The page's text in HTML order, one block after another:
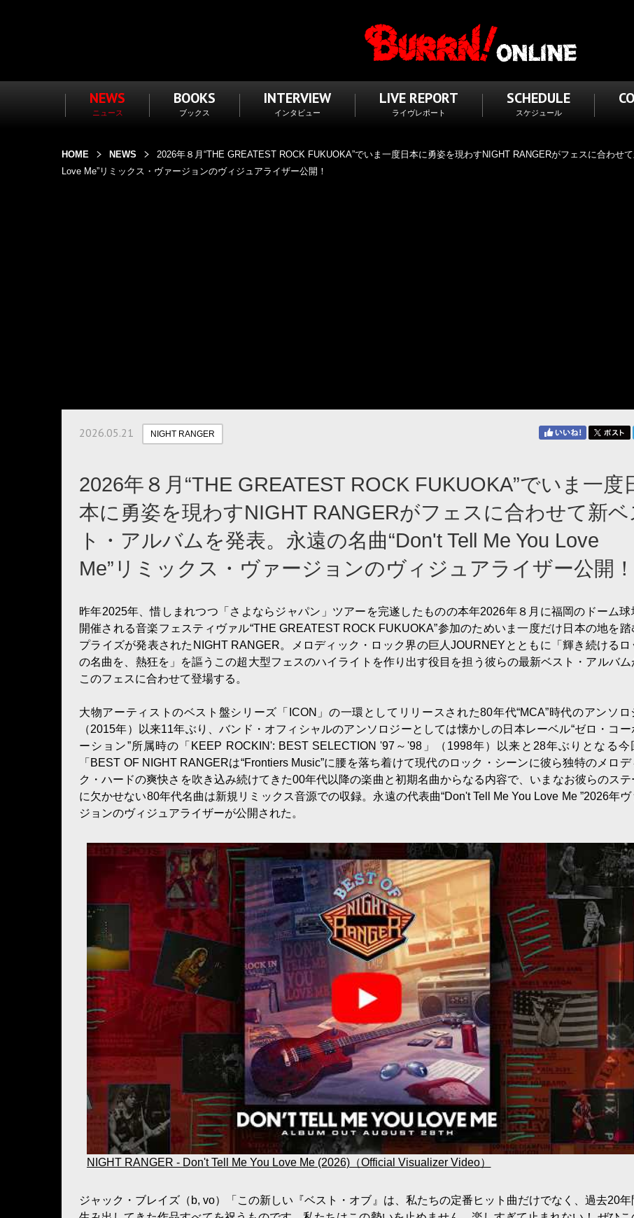
NEWS
ニュース
BOOKS
ブックス
INTERVIEW
インタビュー
LIVE REPORT
ライヴレポート
SCHEDULE
スケジュール
HOME NEWS
2026年８月“THE GREATEST ROCK FUKUOKA”でいま一度日本に勇姿を現わすNIGHT RANGERがフェスに合わせ
Love Me”リミックス・ヴァージョンのヴィジュアライザー公開！
2026.05.21 NIGHT RANGER
2026年８月“THE GREATEST ROCK FUKUOKA”でいま一度
本に勇姿を現わすNIGHT RANGERがフェスに合わせて新ベ
ト・アルバムを発表。永遠の名曲“Don't Tell Me You Love
Me”リミックス・ヴァージョンのヴィジュアライザー公開！
昨年2025年、惜しまれつつ「さよならジャパン」ツアーを完遂したものの本年2026年８月に福岡のドーム球
開催される音楽フェスティヴァル“THE GREATEST ROCK FUKUOKA”参加のためいま一度だけ日本の地を踏
プライズが発表されたNIGHT RANGER。メロディック・ロック界の巨人JOURNEYとともに「輝き続けるロ
の名曲を、熱狂を」を謳うこの超大型フェスのハイライトを作り出す役目を担う彼らの最新ベスト・アルバム
このフェスに合わせて登場する。
大物アーティストのベスト盤シリーズ「ICON」の一環としてリリースされた80年代“MCA”時代のアンソロ
（2015年）以来11年ぶり、バンド・オフィシャルのアンソロジーとしては懐かしの日本レーベル“ゼロ・コー
ーション”所属時の「KEEP ROCKIN': BEST SELECTION '97～'98」（1998年）以来と28年ぶりとなる今
「BEST OF NIGHT RANGERは“Frontiers Music”に腰を落ち着けて現代のロック・シーンに彼ら独特のメロデ
ク・ハードの爽快さを吹き込み続けてきた00年代以降の楽曲と初期名曲からなる内容で、いまなお彼らのステ
に欠かせない80年代名曲は新規リミックス音源での収録。永遠の代表曲“Don't Tell Me You Love Me ”2026年ヴ
ジョンのヴィジュアライザーが公開された。
NIGHT RANGER - Don't Tell Me You Love Me (2026)（Official Visualizer Video）
ジャック・ブレイズ（b, vo）「この新しい『ベスト・オブ』は、私たちの定番ヒット曲だけでなく、過去20年